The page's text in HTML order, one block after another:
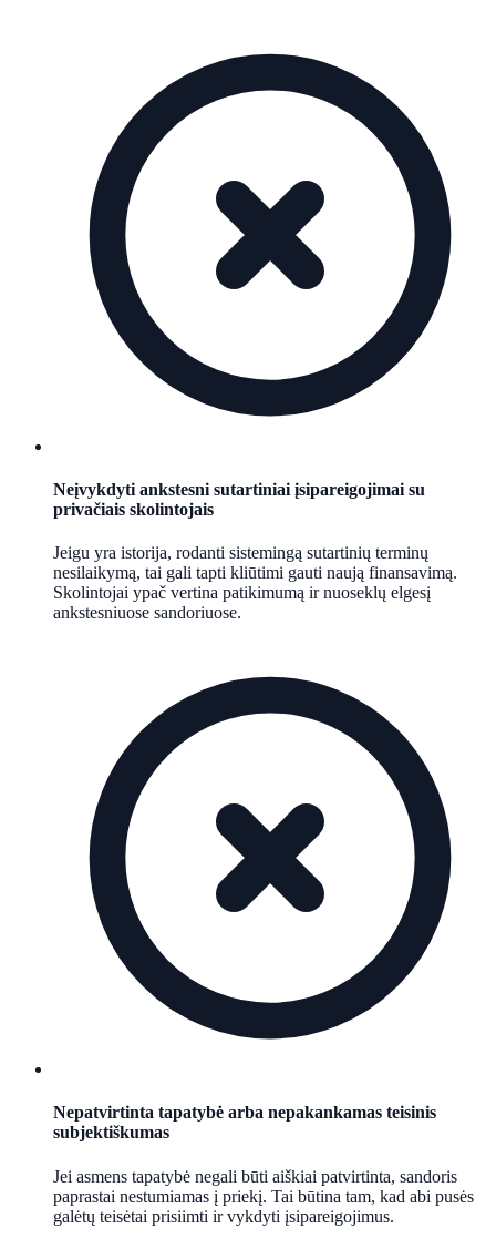
Neįvykdyti ankstesni sutartiniai įsipareigojimai su
privačiais skolintojais
Jeigu yra istorija, rodanti sistemingą sutartinių terminų
nesilaikymą, tai gali tapti kliūtimi gauti naują finansavimą.
Skolintojai ypač vertina patikimumą ir nuoseklų elgesį
ankstesniuose sandoriuose.
Nepatvirtinta tapatybė arba nepakankamas teisinis
subjektiškumas
Jei asmens tapatybė negali būti aiškiai patvirtinta, sandoris
paprastai nestumiamas į priekį. Tai būtina tam, kad abi pusės
galėtų teisėtai prisiimti ir vykdyti įsipareigojimus.